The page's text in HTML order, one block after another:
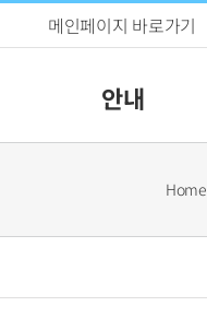
메인페이지 바로가기
안내
Home